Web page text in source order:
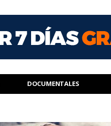
DOCUMENTALES